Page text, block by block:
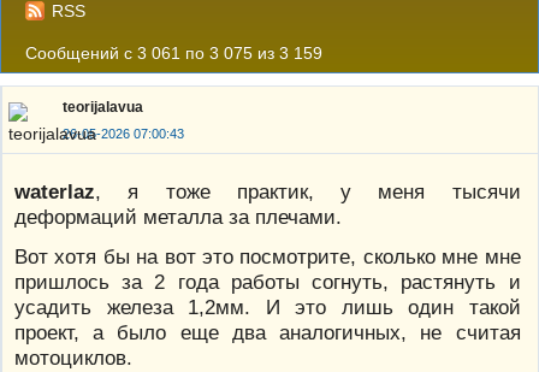
RSS
Сообщений с 3 061 по 3 075 из 3 159
teorijalavua
26-05-2026 07:00:43
waterlaz, я тоже практик, у меня тысячи
деформаций металла за плечами.
Вот хотя бы на вот это посмотрите, сколько мне мне
пришлось за 2 года работы согнуть, растянуть и
усадить железа 1,2мм. И это лишь один такой
проект, а было еще два аналогичных, не считая
мотоциклов.